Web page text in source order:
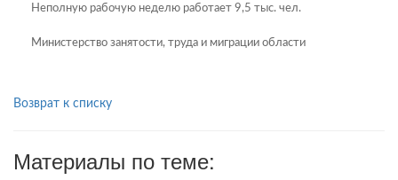
Неполную рабочую неделю работает 9,5 тыс. чел.
Министерство занятости, труда и миграции области
Возврат к списку
Материалы по теме: